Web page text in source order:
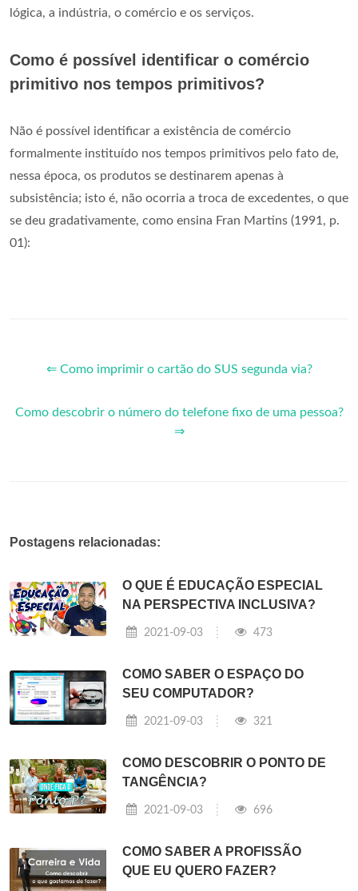
lógica, a indústria, o comércio e os serviços.
Como é possível identificar o comércio
primitivo nos tempos primitivos?
Não é possível identificar a existência de comércio
formalmente instituído nos tempos primitivos pelo fato de,
nessa época, os produtos se destinarem apenas à
subsistência; isto é, não ocorria a troca de excedentes, o que
se deu gradativamente, como ensina Fran Martins (1991, p.
01):
⇐ Como imprimir o cartão do SUS segunda via?
Como descobrir o número do telefone fixo de uma pessoa?
⇒
Postagens relacionadas:
O QUE É EDUCAÇÃO ESPECIAL
NA PERSPECTIVA INCLUSIVA?
2021-09-03 473
COMO SABER O ESPAÇO DO
SEU COMPUTADOR?
2021-09-03 321
COMO DESCOBRIR O PONTO DE
TANGÊNCIA?
2021-09-03 696
COMO SABER A PROFISSÃO
QUE EU QUERO FAZER?